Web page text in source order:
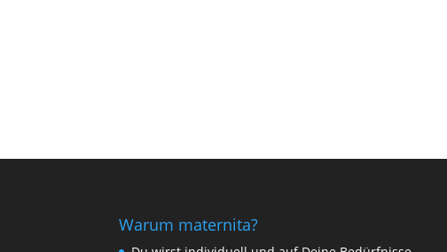
Warum maternita?